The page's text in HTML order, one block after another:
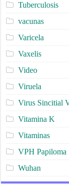
Tuberculosis
vacunas
Varicela
Vaxelis
Video
Viruela
Virus Sincitial
Vitamina K
Vitaminas
VPH Papiloma
Wuhan